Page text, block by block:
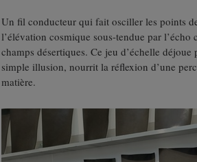
Un fil conducteur qui fait osciller les points
l’élévation cosmique sous-tendue par
champs désertiques. Ce jeu d’échelle
simple illusion, nourrit la réflexion d’une
matière.